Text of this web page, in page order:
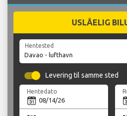
USLÅELIG
Hentested
Levering til samme sted
Hentedato